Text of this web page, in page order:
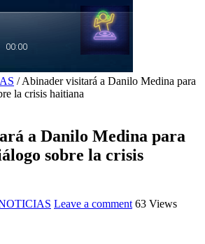
/ Abinader visitará a Danilo Medina para
la crisis haitiana
a Danilo Medina para
sobre la crisis
Leave a comment 63 Views